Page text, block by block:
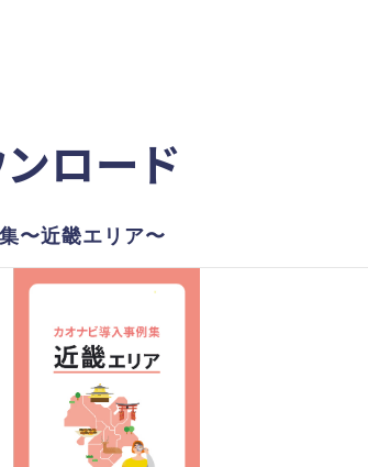
ロード
〜近畿エリア〜